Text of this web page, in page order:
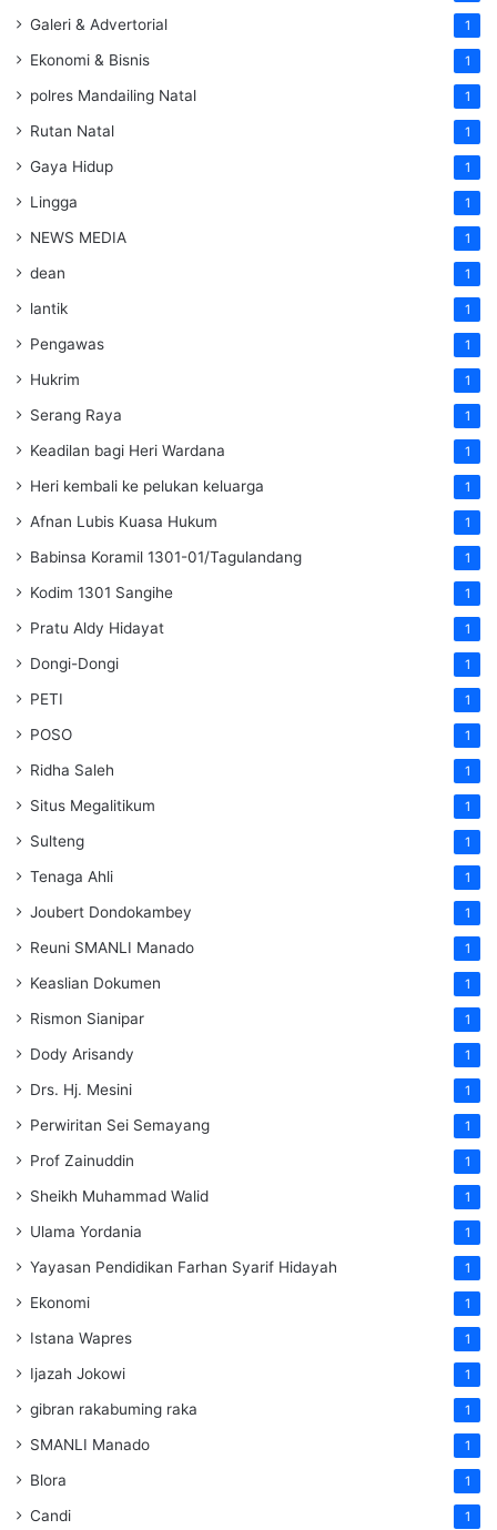
Galeri & Advertorial 1
Ekonomi & Bisnis 1
polres Mandailing Natal 1
Rutan Natal 1
Gaya Hidup 1
Lingga 1
NEWS MEDIA 1
dean 1
lantik 1
Pengawas 1
Hukrim 1
Serang Raya 1
Keadilan bagi Heri Wardana 1
Heri kembali ke pelukan keluarga 1
Afnan Lubis Kuasa Hukum 1
Babinsa Koramil 1301-01/Tagulandang 1
Kodim 1301 Sangihe 1
Pratu Aldy Hidayat 1
Dongi-Dongi 1
PETI 1
POSO 1
Ridha Saleh 1
Situs Megalitikum 1
Sulteng 1
Tenaga Ahli 1
Joubert Dondokambey 1
Reuni SMANLI Manado 1
Keaslian Dokumen 1
Rismon Sianipar 1
Dody Arisandy 1
Drs. Hj. Mesini 1
Perwiritan Sei Semayang 1
Prof Zainuddin 1
Sheikh Muhammad Walid 1
Ulama Yordania 1
Yayasan Pendidikan Farhan Syarif Hidayah 1
Ekonomi 1
Istana Wapres 1
Ijazah Jokowi 1
gibran rakabuming raka 1
SMANLI Manado 1
Blora 1
Candi 1